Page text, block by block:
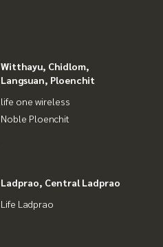
Witthayu, Chidlom,
Langsuan, Ploenchit
life one wireless
Noble Ploenchit
Ladprao, Central Ladprao
Life Ladprao